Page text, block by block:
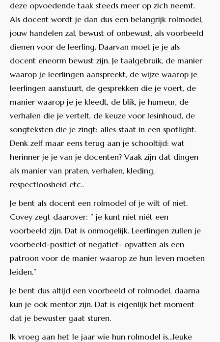
deze opvoedende taak steeds meer op zich neemt.
Als docent wordt je dan dus een belangrijk rolmodel,
jouw handelen zal, bewust of onbewust, als voorbeeld
dienen voor de leerling. Daarvan moet je je als
docent eneorm bewust zijn. Je taalgebruik, de manier
waarop je leerlingen aanspreekt, de wijze waarop je
leerlingen aanstuurt, de gesprekken die je voert, de
manier waarop je je kleedt, de blik, je humeur, de
verhalen die je vertelt, de keuze voor lesinhoud, de
songteksten die je zingt: alles staat in een spotlight.
Denk zelf maar eens terug aan je schooltijd: wat
herinner je je van je docenten? Vaak zijn dat dingen
als manier van praten, verhalen, kleding,
respectloosheid etc..
Je bent als docent een rolmodel of je wilt of niet.
Covey zegt daarover: ” je kunt niet niét een
voorbeeld zijn. Dat is onmogelijk. Leerlingen zullen je
voorbeeld-positief of negatief- opvatten als een
patroon voor de manier waarop ze hun leven moeten
leiden.”
Je bent dus altijd een voorbeeld of rolmodel, daarna
kun je ook mentor zijn. Dat is eigenlijk het moment
dat je bewuster gaat sturen.
Ik vroeg aan het 1e jaar wie hun rolmodel is…leuke